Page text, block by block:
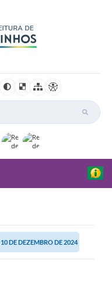
DE DEZEMBRO DE 2024